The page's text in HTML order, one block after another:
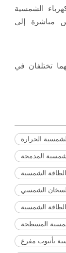
الشمسية
مباشرة إلى
تختلفان في
الحرارة
المدمجة
الشمسية
الشمسي
الشمسية
المسطحة
بأنبوب مفرغ